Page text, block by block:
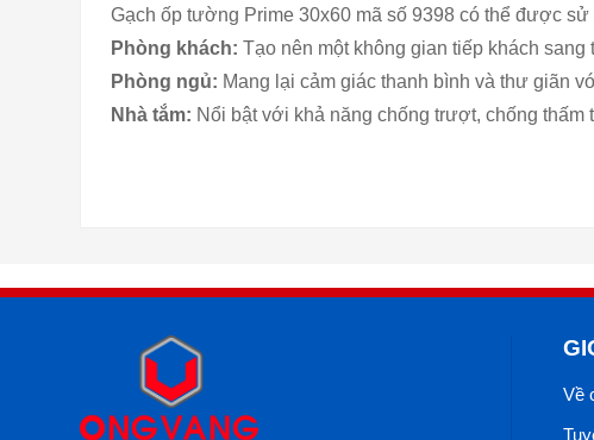
Gạch ốp tường Prime 30x60 mã số 9398 có thể được
Phòng khách: Tạo nên một không gian tiếp khách sang
Phòng ngủ: Mang lại cảm giác thanh bình và thư giãn
Nhà tắm: Nổi bật với khả năng chống trượt, chống thấm
Về